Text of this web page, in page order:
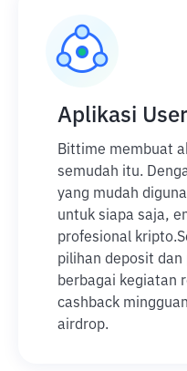
Aplikasi
Bittime membuat
semudah itu.
yang mudah
untuk siapa saja,
profesional kripto.
pilihan deposit dan
berbagai kegiatan
cashback
airdrop.